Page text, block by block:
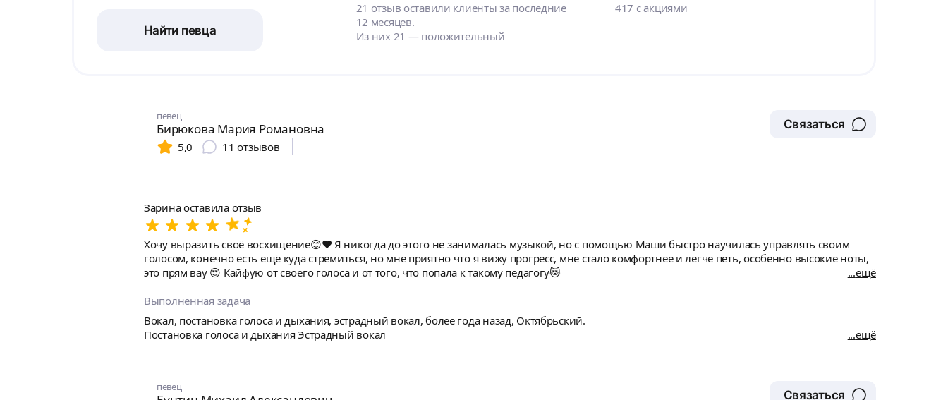
Найти певца
21 отзыв оставили клиенты за последние
12 месяцев.
Из них 21 — положительный
417 с акциями
певец
Бирюкова Мария Романовна
Связаться
5,0
11 отзывов
Зарина оставила отзыв
Хочу выразить своё восхищение😊❤️ Я никогда до этого не занималась музыкой, но с помощью Маши быстро научилась управлять своим
голосом, конечно есть ещё куда стремиться, но мне приятно что я вижу прогресс, мне стало комфортнее и легче петь, особенно высокие ноты,
это прям вау 😍 Кайфую от своего голоса и от того, что попала к такому педагогу😻
ещё
Выполненная задача
Вокал, постановка голоса и дыхания, эстрадный вокал, более года назад, Октябрьский.
Постановка голоса и дыхания Эстрадный вокал
ещё
певец
Связаться